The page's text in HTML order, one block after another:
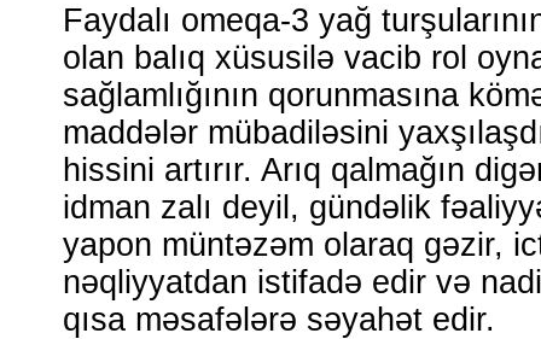
Faydalı omeqa-3 yağ
olan balıq xüsusilə vacib rol
sağlamlığının qorunmasına
maddələr mübadiləsini
hissini artırır. Arıq qalmağın
idman zalı deyil, gündəlik
yapon müntəzəm olaraq gəzir,
nəqliyyatdan istifadə edir və
qısa məsafələrə səyahət edir.